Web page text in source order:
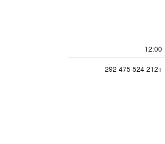
12:00
+212 524 475 292